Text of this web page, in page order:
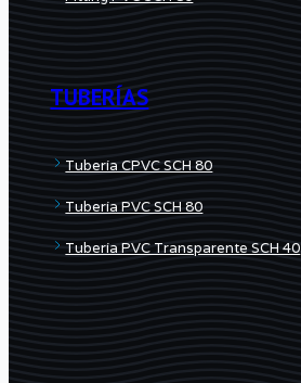
TUBERÍAS
Tubería CPVC SCH 80
Tubería PVC SCH 80
Tubería PVC Transparente SCH 40